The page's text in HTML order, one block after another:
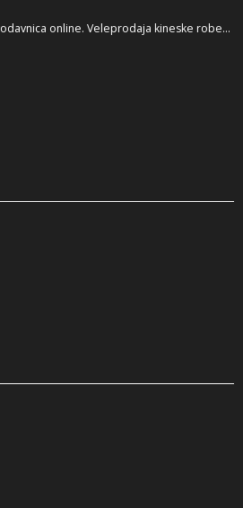
online. Veleprodaja kineske robe...